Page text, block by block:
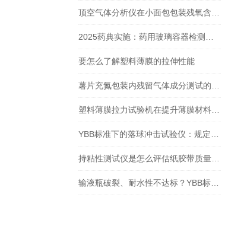
要怎么了解塑料薄膜的拉伸性能